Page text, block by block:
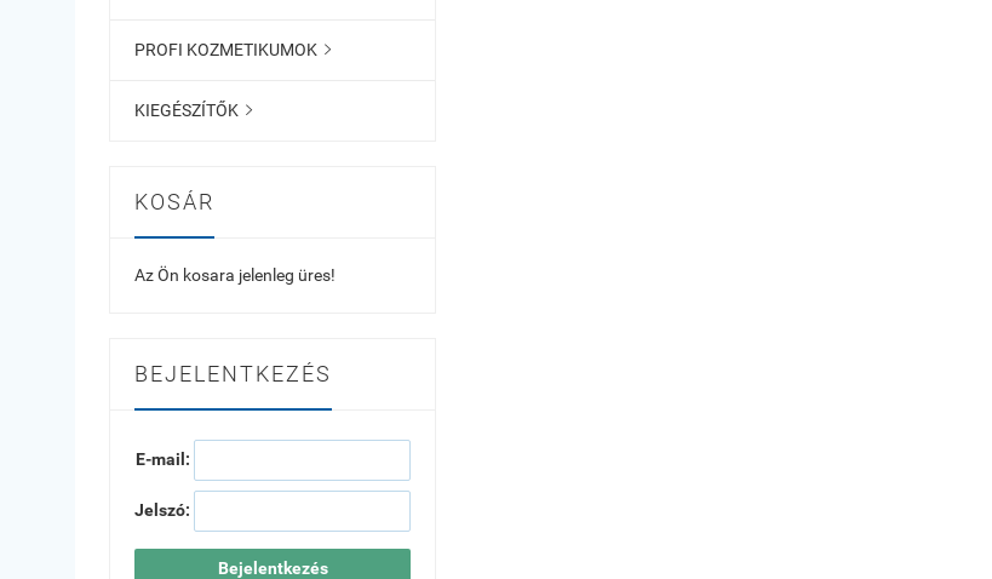
PROFI KOZMETIKUMOK 
KIEGÉSZÍTŐK 
KOSÁR
Az Ön kosara jelenleg üres!
BEJELENTKEZÉS
E-mail:
Jelszó:
Bejelentkezés